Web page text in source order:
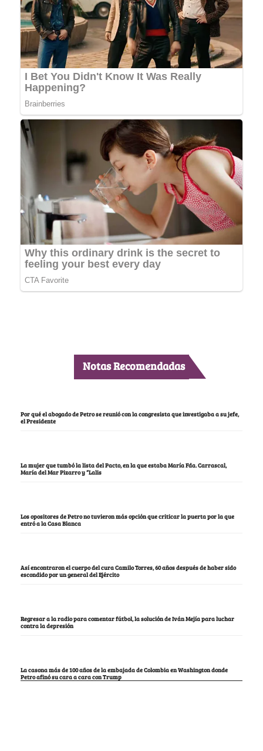
Notas Recomendadas
Por qué el abogado de Petro se reunió con la congresista que investigaba a su jefe,
el Presidente
La mujer que tumbó la lista del Pacto, en la que estaba María Fda. Carrascal,
María del Mar Pizarro y “Lalis
Los opositores de Petro no tuvieron más opción que criticar la puerta por la que
entró a la Casa Blanca
Así encontraron el cuerpo del cura Camilo Torres, 60 años después de haber sido
escondido por un general del Ejército
Regresar a la radio para comentar fútbol, la solución de Iván Mejía para luchar
contra la depresión
La casona más de 100 años de la embajada de Colombia en Washington donde
Petro afinó su cara a cara con Trump